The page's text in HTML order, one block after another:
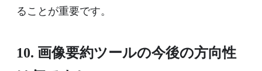
ることが重要です。
10. 画像要約ツールの今後の方向性